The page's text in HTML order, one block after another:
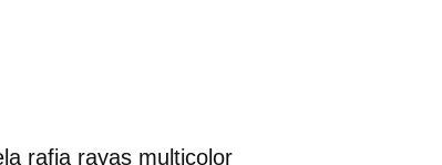
rafia rayas multicolor